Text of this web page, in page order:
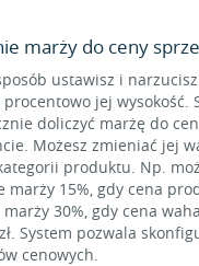
marży do ceny
ustawisz i
jej wysokość.
doliczyć marżę do cen
Możesz zmieniać jej
produktu. Np.
marży 15%, gdy cena
marży 30%, gdy cena
System pozwala
cenowych.